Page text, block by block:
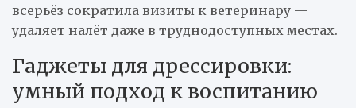
всерьёз сократила визиты к ветеринару —
удаляет налёт даже в труднодоступных местах.
Гаджеты для дрессировки:
умный подход к воспитанию